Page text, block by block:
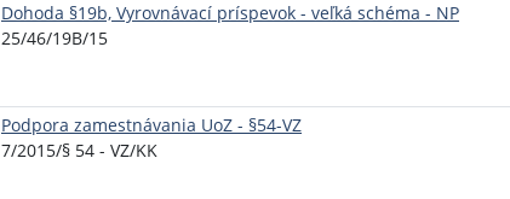
Dohoda §19b, Vyrovnávací príspevok - veľká schéma - NP
25/46/19B/15
Podpora zamestnávania UoZ - §54-VZ
7/2015/§ 54 - VZ/KK